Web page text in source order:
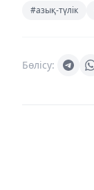
#азық-түлік
Бөлісу: